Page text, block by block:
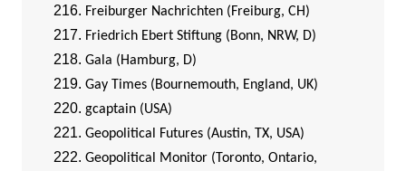
Freiburger Nachrichten (Freiburg, CH)
Friedrich Ebert Stiftung (Bonn, NRW, D)
Gala (Hamburg, D)
Gay Times (Bournemouth, England, UK)
gcaptain (USA)
Geopolitical Futures (Austin, TX, USA)
Geopolitical Monitor (Toronto, Ontario,